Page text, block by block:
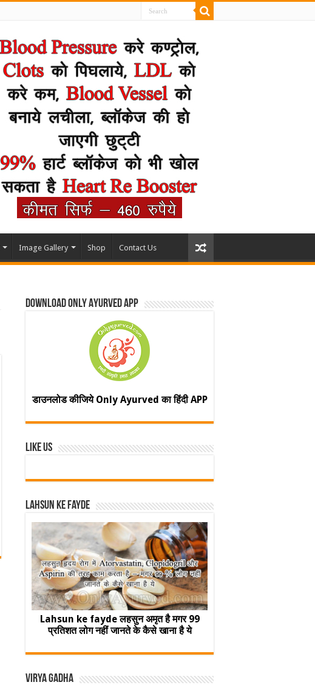
Image Gallery Shop Contact Us
Download Only Ayurved App
डाउनलोड कीजिये Only Ayurved का हिंदी APP
Like Us
Lahsun ke fayde
Lahsun ke fayde लहसुन अमृत है मगर 99
प्रतिशत लोग नहीं जानते के कैसे खाना है ये
Virya Gadha